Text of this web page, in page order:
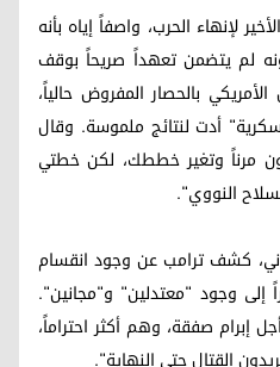
لإنهاء الحرب، واصفاً إياه بأنه
لم يتضمن تعهداً صريحاً بوقف
بالحصار المفروض حالياً،
أدت لنتائج ملموسة. وقال
مرناً وتغير خططك، لكن خطتي
النووي".
كشف ترامب عن وجود انقسام
إلى وجود "معتدلين" و"مجانين".
إبرام صفقة، وهم أكثر احتراماً،